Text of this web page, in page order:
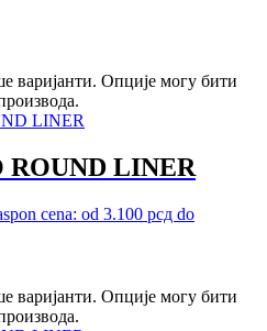
варијанти. Опције могу бити
LINER
cena: od 3.100 рсд do
варијанти. Опције могу бити